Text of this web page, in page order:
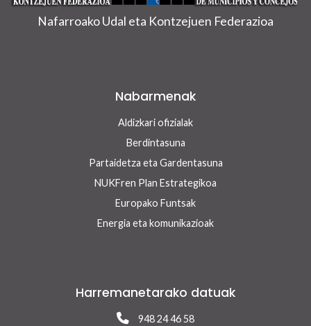
Nafarroako Udal eta Kontzejuen Federazioa
Nabarmenak
Aldizkari ofizialak
Berdintasuna
Partaidetza eta Gardentasuna
NUKFren Plan Estrategikoa
Europako Funtsak
Energia eta komunikazioak
Harremanetarako datuak
948 24 46 58